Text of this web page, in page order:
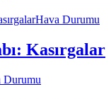
Hava Durumu
Kasırgalar
Durumu